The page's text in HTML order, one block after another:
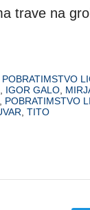
trave na
POBRATIMSTVO
, IGOR GALO,
, POBRATIMSTVO
,TITO